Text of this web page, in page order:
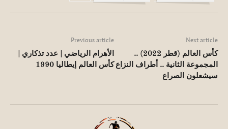
Previous article
الأهرام الرياضي | عدد تذكاري |
كأس العالم إيطاليا 1990
Next article
كأس العالم (قطر 2022) ..
المجموعة الثانية .. أطراف النزاع
سيشعلون الصراع